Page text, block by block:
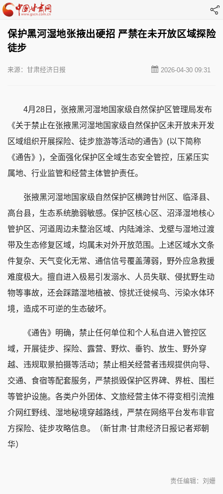
保护黑河湿地张掖出硬招 严禁在未开放区域探险
徒步
2026-04-30 09:31
来源：甘肃经济日报
4月28日，张掖黑河湿地国家级自然保护区管理局发布
《关于禁止在张掖黑河湿地国家级自然保护区未开放未开发
区域组织开展探险、徒步旅游等活动的通告》(以下简称
《通告》)，全面强化保护区全域生态安全管控，压紧压实
属地、行业监管和经营主体管护责任。
张掖黑河湿地国家级自然保护区横跨甘州区、临泽县、
高台县，生态系统脆弱敏感。保护区核心区、沼泽湿地核心
管护区、河道周边未整治区域、内陆滩涂、戈壁与湿地过渡
带及生态修复区域，均属未对外开放范围。上述区域水文条
件复杂、天气变化无常、通信信号覆盖薄弱，野外应急救援
难度极大。擅自进入极易引发溺水、人员失联、侵扰野生动
物等事故，还会踩踏湿地植被、惊扰迁徙候鸟、污染水体环
境，造成不可逆的生态破坏。
《通告》明确，禁止任何单位和个人私自进入管控区
域，开展徒步、探险、露营、野炊、垂钓、放生、野外穿
越、违规取景拍摄等活动；禁止相关经营者违规提供向导、
交通、食宿等配套服务，严禁损毁保护区界碑、界桩、围栏
等管护设施。各类户外团体、文旅经营主体不得变相引流推
介网红野线、湿地秘境穿越路线，严禁在网络平台发布非官
方探险、徒步攻略信息。（新甘肃·甘肃经济日报记者郑朝
华）
责任编辑：刘姗